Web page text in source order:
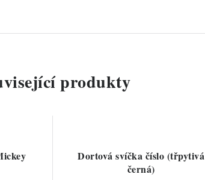
produkty
Dortová svíčka číslo (třpytivá
černá)